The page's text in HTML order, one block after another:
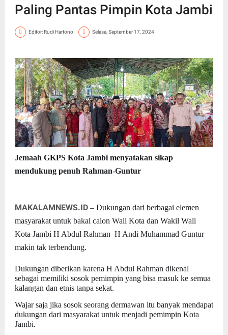
Paling Pantas Pimpin Kota Jambi
Editor: Rudi Hartono Selasa, September 17, 2024
Jemaah GKPS Kota Jambi menyatakan sikap
mendukung penuh Rahman-Guntur
MAKALAMNEWS.ID – Dukungan dari berbagai elemen
masyarakat untuk bakal calon Wali Kota dan Wakil Wali
Kota Jambi H Abdul Rahman–H Andi Muhammad Guntur
makin tak terbendung.
Dukungan diberikan karena H Abdul Rahman dikenal
sebagai memiliki sosok pemimpin yang bisa masuk ke semua
kalangan dan etnis tanpa sekat.
Wajar saja jika sosok seorang dermawan itu banyak mendapat
dukungan dari masyarakat untuk menjadi pemimpin Kota
Jambi.